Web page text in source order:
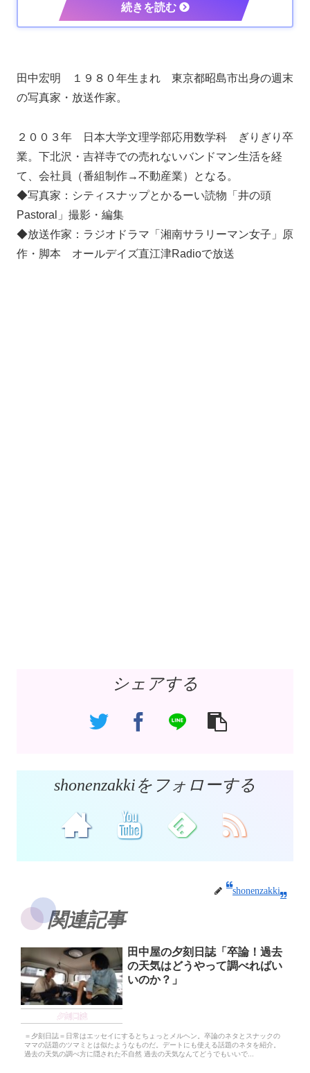
田中宏明 １９８０年生まれ 東京都昭島市出身の週末
の写真家・放送作家。
２００３年 日本大学文理学部応用数学科 ぎりぎり卒
業。下北沢・吉祥寺での売れないバンドマン生活を経
て、会社員（番組制作→不動産業）となる。
◆写真家：シティスナップとかるーい読物「井の頭
Pastoral」撮影・編集
◆放送作家：ラジオドラマ「湘南サラリーマン女子」原
作・脚本 オールデイズ直江津Radioで放送
シェアする
shonenzakkiをフォローする
shonenzakki
関連記事
夕刻日誌
田中屋の夕刻日誌「卒論！過去
の天気はどうやって調べればい
いのか？」
＝夕刻日誌＝日常はエッセイにするとちょっとメルヘン。卒論のネタとスナックの
ママの話題のツマミとは似たようなものだ。デートにも使える話題のネタを紹介。
過去の天気の調べ方に隠された不自然 過去の天気なんてどうでもいいで...